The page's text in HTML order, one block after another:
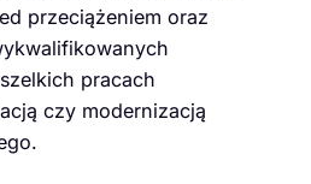
przeciążeniem oraz
pracach
czy modernizacją